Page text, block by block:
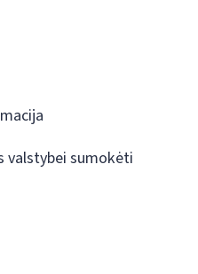
valstybei sumokėti